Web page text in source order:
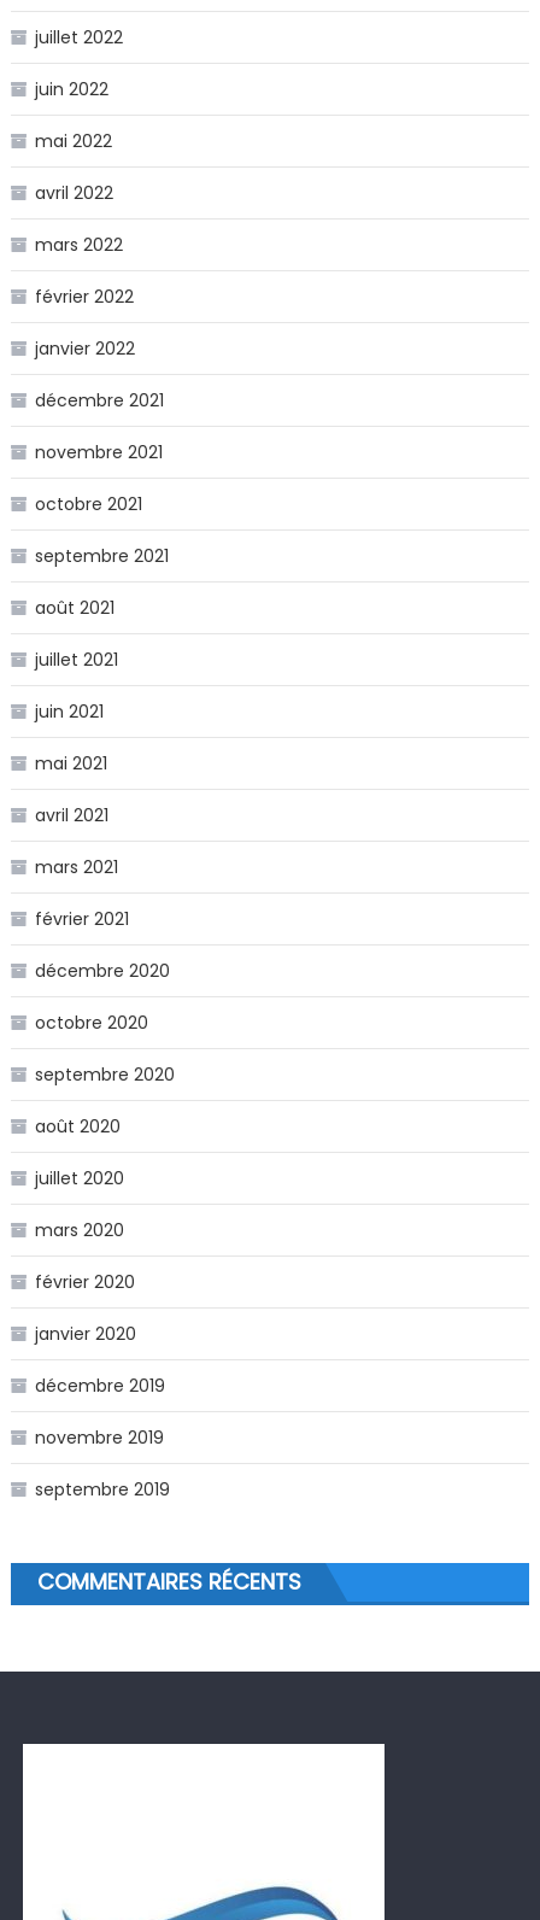
juillet 2022
juin 2022
mai 2022
avril 2022
mars 2022
février 2022
janvier 2022
décembre 2021
novembre 2021
octobre 2021
septembre 2021
août 2021
juillet 2021
juin 2021
mai 2021
avril 2021
mars 2021
février 2021
décembre 2020
octobre 2020
septembre 2020
août 2020
juillet 2020
mars 2020
février 2020
janvier 2020
décembre 2019
novembre 2019
septembre 2019
COMMENTAIRES RÉCENTS